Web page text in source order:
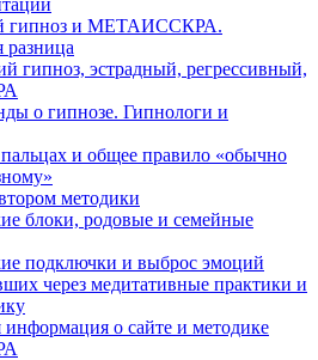
гипноз и МЕТАИССКРА.
разница
гипноз, эстрадный, регрессивный,
о гипнозе. Гипнологи и
и общее правило «обычно
методики
блоки, родовые и семейные
подключки и выброс эмоций
через медитативные практики и
информация о сайте и методике